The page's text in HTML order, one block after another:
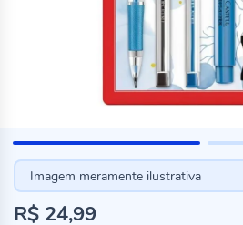
Imagem meramente ilustrativa
R$ 24,99